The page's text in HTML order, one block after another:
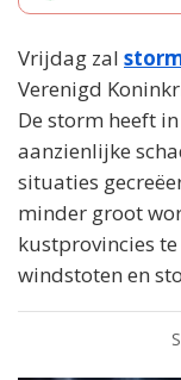
Vrijdag zal
Verenigd
De storm heeft
aanzienlijke
situaties
minder groot
kustprovincies
windstoten en